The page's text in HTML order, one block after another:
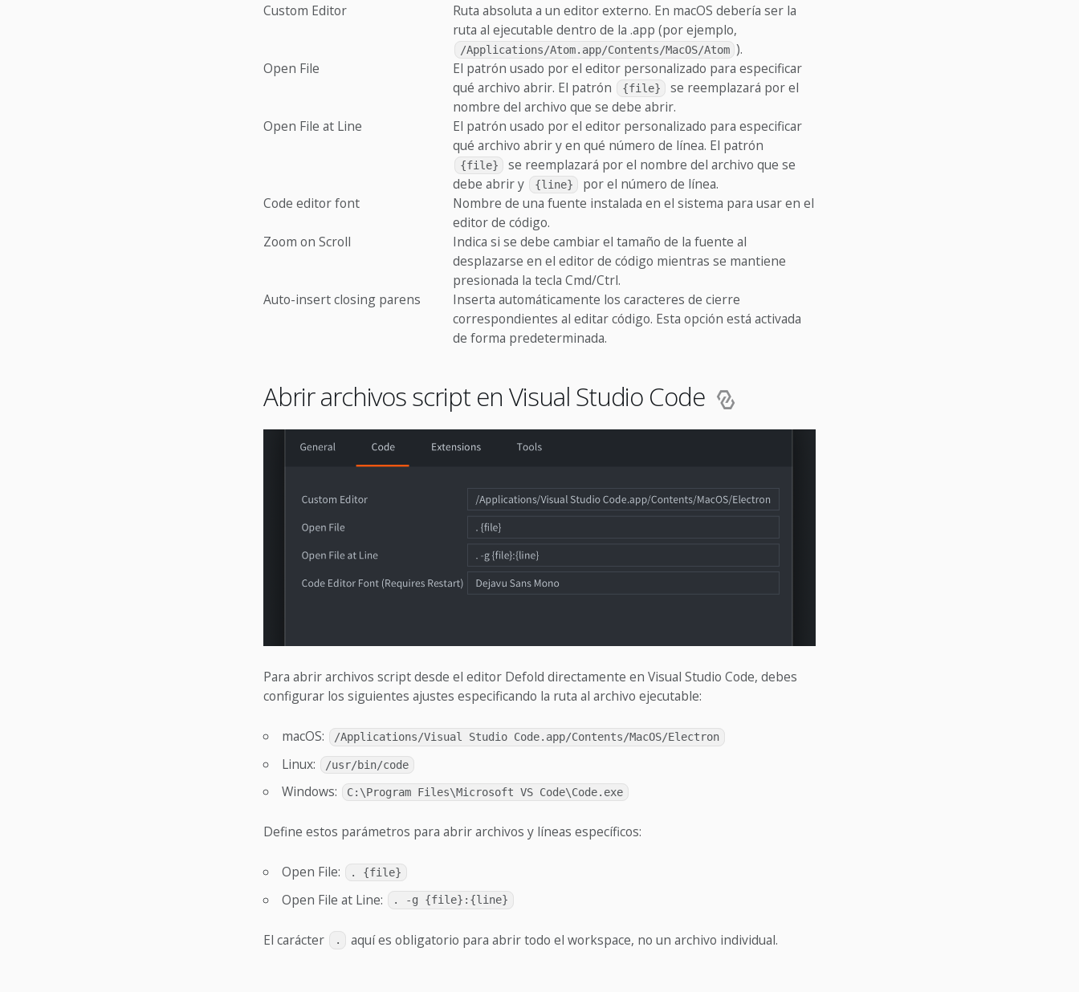
Custom Editor
Ruta absoluta a un editor externo. En macOS debería ser la
ruta al ejecutable dentro de la .app (por ejemplo,
/Applications/Atom.app/Contents/MacOS/Atom ).
Open File
El patrón usado por el editor personalizado para especificar
qué archivo abrir. El patrón
{file}
se reemplazará por el
nombre del archivo que se debe abrir.
Open File at Line
El patrón usado por el editor personalizado para especificar
qué archivo abrir y en qué número de línea. El patrón
{file}
se reemplazará por el nombre del archivo que se
debe abrir y
{line}
por el número de línea.
Code editor font
Nombre de una fuente instalada en el sistema para usar en el
editor de código.
Zoom on Scroll
Indica si se debe cambiar el tamaño de la fuente al
desplazarse en el editor de código mientras se mantiene
presionada la tecla Cmd/Ctrl.
Auto-insert closing parens
Inserta automáticamente los caracteres de cierre
correspondientes al editar código. Esta opción está activada
de forma predeterminada.
Abrir archivos script en Visual Studio Code
Para abrir archivos script desde el editor Defold directamente en Visual Studio Code, debes
configurar los siguientes ajustes especificando la ruta al archivo ejecutable:
macOS: /Applications/Visual Studio Code.app/Contents/MacOS/Electron
Linux: /usr/bin/code
Windows: C:\Program Files\Microsoft VS Code\Code.exe
Define estos parámetros para abrir archivos y líneas específicos:
Open File: . {file}
Open File at Line: . -g {file}:{line}
El carácter . aquí es obligatorio para abrir todo el workspace, no un archivo individual.